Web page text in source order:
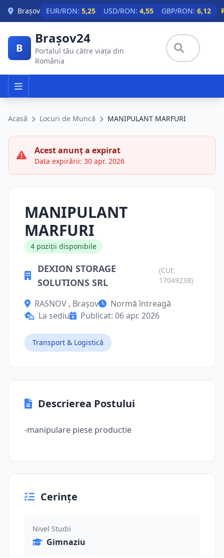
Skip to main content
Brașov EUR/RON: 5,25 USD/RON: 4,55 GBP/RON: 6,12
B
Brașov24
Portalul tău către viața din
România
Acasă Locuri de Muncă MANIPULANT MARFURI
Acest anunț a expirat
Data expirării: 30 apr. 2026
MANIPULANT
MARFURI
4 poziții disponibile
DEXION STORAGE
SOLUTIONS SRL
(CUI:
17049238)
RASNOV , Brașov
Normă întreagă
La sediu
Publicat: 06 apr. 2026
Transport & Logistică
Descrierea Postului
-manipulare piese productie
Cerințe
Nivel Studii
Gimnaziu